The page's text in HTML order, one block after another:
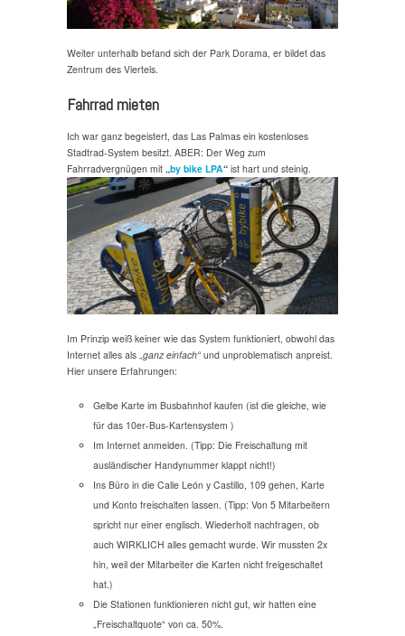
Weiter unterhalb befand sich der Park Dorama, er bildet das
Zentrum des Viertels.
Fahrrad mieten
Ich war ganz begeistert, das Las Palmas ein kostenloses
Stadtrad-System besitzt. ABER: Der Weg zum
Fahrradvergnügen mit „by bike LPA“ ist hart und steinig.
Im Prinzip weiß keiner wie das System funktioniert, obwohl das
Internet alles als „ganz einfach“ und unproblematisch anpreist.
Hier unsere Erfahrungen:
Gelbe Karte im Busbahnhof kaufen (ist die gleiche, wie
für das 10er-Bus-Kartensystem )
Im Internet anmelden. (Tipp: Die Freischaltung mit
ausländischer Handynummer klappt nicht!)
Ins Büro in die Calle León y Castillo, 109 gehen, Karte
und Konto freischalten lassen. (Tipp: Von 5 Mitarbeitern
spricht nur einer englisch. Wiederholt nachfragen, ob
auch WIRKLICH alles gemacht wurde. Wir mussten 2x
hin, weil der Mitarbeiter die Karten nicht freigeschaltet
hat.)
Die Stationen funktionieren nicht gut, wir hatten eine
„Freischaltquote“ von ca. 50%.